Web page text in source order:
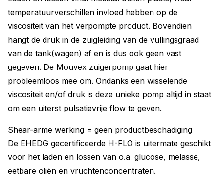
temperatuurverschillen invloed hebben op de
viscositeit van het verpompte product. Bovendien
hangt de druk in de zuigleiding van de vullingsgraad
van de tank(wagen) af en is dus ook geen vast
gegeven. De Mouvex zuigerpomp gaat hier
probleemloos mee om. Ondanks een wisselende
viscositeit en/of druk is deze unieke pomp altijd in staat
om een uiterst pulsatievrije flow te geven.
Shear-arme werking = geen productbeschadiging
De EHEDG gecertificeerde H-FLO is uitermate geschikt
voor het laden en lossen van o.a. glucose, melasse,
eetbare oliën en vruchtenconcentraten.